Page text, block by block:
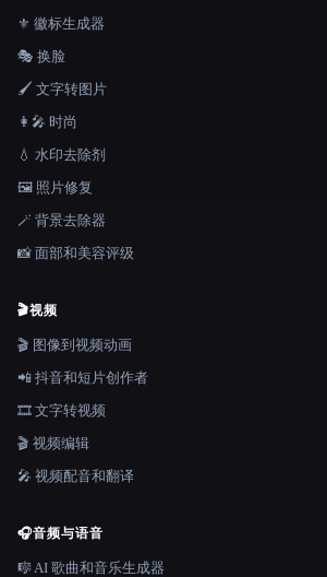
⚜️ 徽标生成器
🎭 换脸
🖌️ 文字转图片
👩‍🎤 时尚
💧 水印去除剂
🖼️ 照片修复
🪄 背景去除器
📸 面部和美容评级
🎬视频
🎬 图像到视频动画
📲 抖音和短片创作者
🎞️ 文字转视频
🎬 视频编辑
🎤 视频配音和翻译
🎧音频与语音
🎼 AI 歌曲和音乐生成器